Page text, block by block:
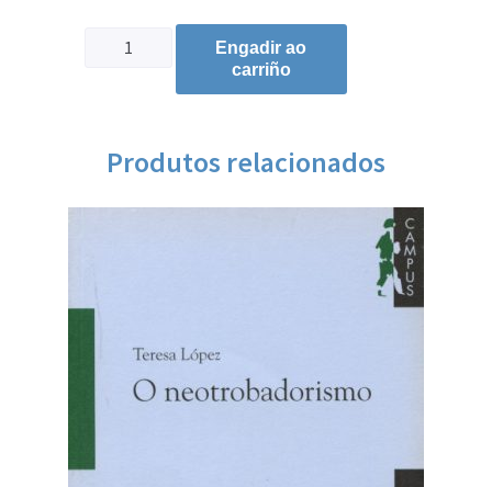
Engadir ao
carriño
Produtos relacionados